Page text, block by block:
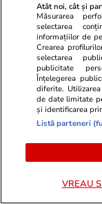
ani. Când are
emoționant a
dintre cei trei
Știri România
Petrom și
16.500 de
Atât noi, cât și
Măsurarea
selectarea
informațiilor de
Crearea
selectarea
publicitate
Înțelegerea
diferite.
de date limitate
și identificarea
Listă parteneri
VREAU